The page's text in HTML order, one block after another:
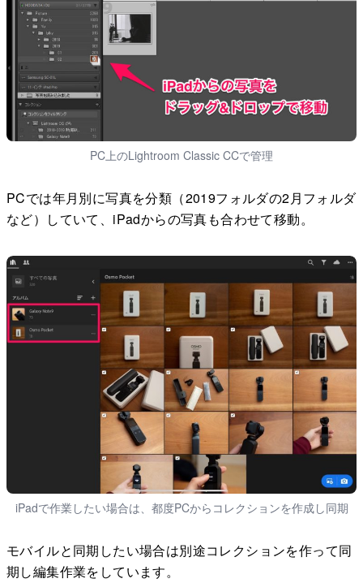
PC上のLightroom Classic CCで管理
PCでは年月別に写真を分類（2019フォルダの2月フォルダ
など）していて、iPadからの写真も合わせて移動。
iPadで作業したい場合は、都度PCからコレクションを作成し同期
モバイルと同期したい場合は別途コレクションを作って同
期し編集作業をしています。